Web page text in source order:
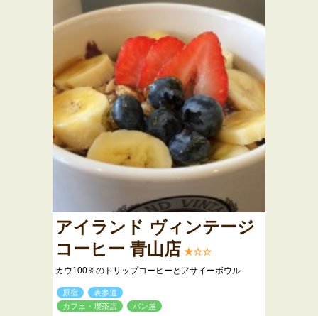
アイランド ヴィンテージ
コーヒー 青山店 ★☆☆
カウ100％のドリップコーヒーとアサイーボウル
原宿
表参道
カフェ・喫茶店
パン屋